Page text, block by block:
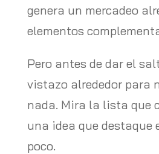
genera un mercadeo
elementos
Pero antes de dar el
vistazo alrededor para
nada. Mira la lista que
una idea que destaque
poco.